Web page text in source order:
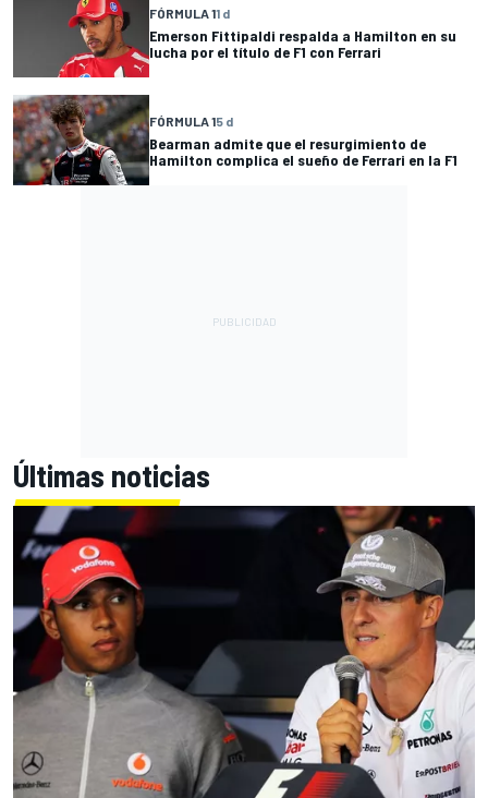
FÓRMULA 11 d
Emerson Fittipaldi respalda a Hamilton en su
lucha por el título de F1 con Ferrari
FÓRMULA 15 d
Bearman admite que el resurgimiento de
Hamilton complica el sueño de Ferrari en la F1
Últimas noticias